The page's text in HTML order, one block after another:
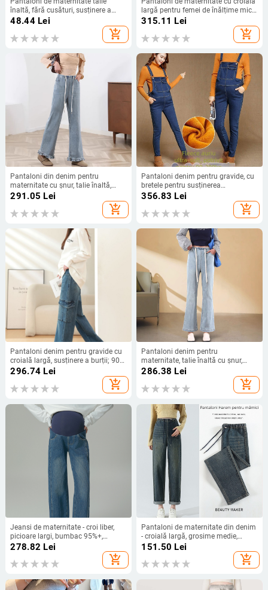
înaltă, fără cusături, susținere a
burii și control al abdomenului,
48.44Lei
add_shopping_cart
largă pentru femei de înălțime mică,
sprijin pentru abdomen, material
poliester, croială lejeră, elasticitate
micro-bounce
315.11 Lei
add_shopping_cart
Pantaloni din denim pentru
maternitate cu șnur, talie înaltă,
croială Slim, lungime Nine-Point
291.05 Lei
add_shopping_cart
Pantaloni denim pentru gravide, cu
bretele pentru susținerea
abdomenului, căptuți cu fleece,
pentru iarnă, lungi, 80% bumbac
356.83 Lei
add_shopping_cart
Pantaloni denim pentru gravide cu
croială largă, susținere a burții; 90–
95% bumbac, spandex sub 30%,
țesătură groasă, croială lejeră
296.74 Lei
add_shopping_cart
Pantaloni denim pentru
maternitate, talie înaltă cu șnur,
croială Slim, lungime 9/10,
286.38 Lei
add_shopping_cart
Jeansi de maternitate - croi liber,
picioare largi, bumbac 95%+,
toamnă 2024
278.82 Lei
add_shopping_cart
Pantaloni de maternitate din denim
- croială largă, grosime medie,
bumbac 50–70%, susținere
151.50 Lei
add_shopping_cart